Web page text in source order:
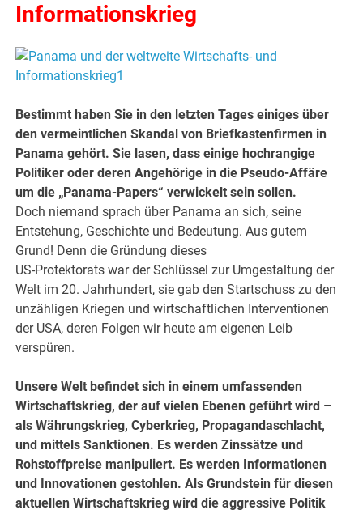
Informationskrieg
Bestimmt haben Sie in den letzten Tages einiges über
den vermeintlichen Skandal von Briefkastenfirmen in
Panama gehört. Sie lasen, dass einige hochrangige
Politiker oder deren Angehörige in die Pseudo-Affäre
um die „Panama-Papers“ verwickelt sein sollen.
Doch niemand sprach über Panama an sich, seine
Entstehung, Geschichte und Bedeutung. Aus gutem
Grund! Denn die Gründung dieses
US-Protektorats war der Schlüssel zur Umgestaltung der
Welt im 20. Jahrhundert, sie gab den Startschuss zu den
unzähligen Kriegen und wirtschaftlichen Interventionen
der USA, deren Folgen wir heute am eigenen Leib
verspüren.
Unsere Welt befindet sich in einem umfassenden
Wirtschaftskrieg, der auf vielen Ebenen geführt wird –
als Währungskrieg, Cyberkrieg, Propagandaschlacht,
und mittels Sanktionen. Es werden Zinssätze und
Rohstoffpreise manipuliert. Es werden Informationen
und Innovationen gestohlen. Als Grundstein für diesen
aktuellen Wirtschaftskrieg wird die aggressive Politik